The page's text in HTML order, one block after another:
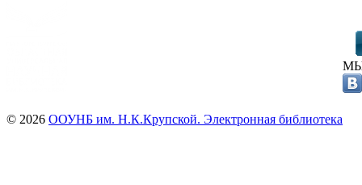
© 2026 ООУНБ им. Н.К.Крупской. Электронная библиотека